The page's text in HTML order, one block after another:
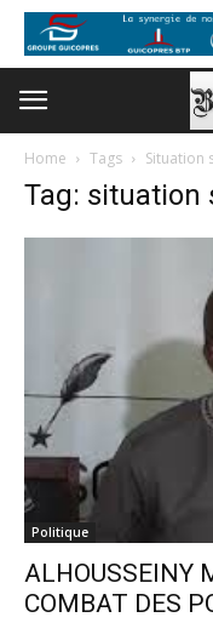
Home Tags Situation
Tag: situation
Politique
ALHOUSSEINY
COMBAT DES